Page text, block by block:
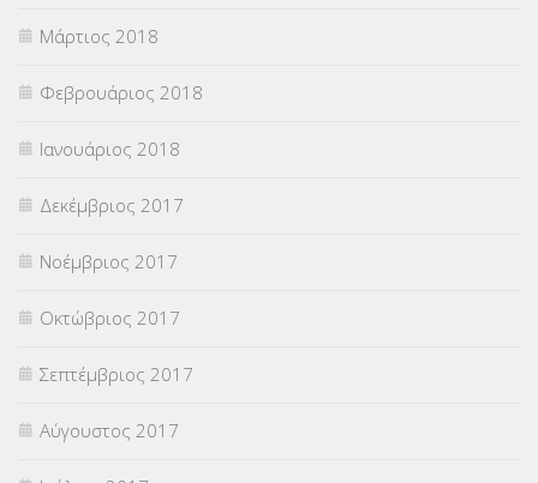
Μάρτιος 2018
Φεβρουάριος 2018
Ιανουάριος 2018
Δεκέμβριος 2017
Νοέμβριος 2017
Οκτώβριος 2017
Σεπτέμβριος 2017
Αύγουστος 2017